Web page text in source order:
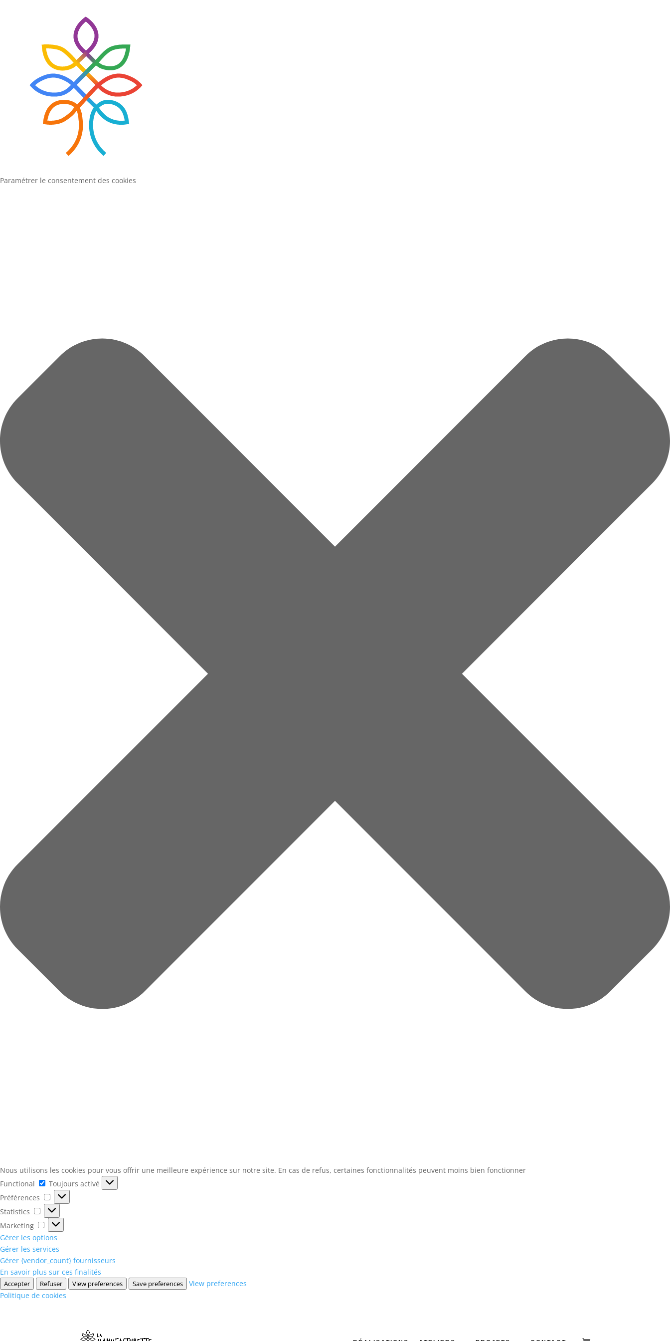
Paramétrer le consentement des cookies
Nous utilisons les cookies pour vous offrir une meilleure expérience sur notre site. En cas de refus, certaines fonctionnalités peuvent moins bien fonctionner
Functional
Functional
Toujours activé
Préférences
Préférences
Statistics
Statistics
Marketing
Marketing
Gérer les options
Gérer les services
Gérer {vendor_count} fournisseurs
En savoir plus sur ces finalités
Accepter Refuser View preferences Save preferences
View preferences
Politique de cookies